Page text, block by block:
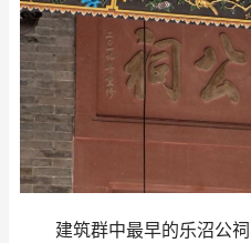
建筑群中最早的乐沼公祠